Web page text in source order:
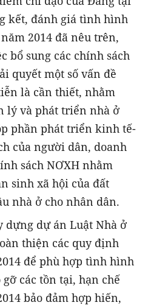
kết, đánh giá tình hình
2014 đã nêu trên,
bổ sung các chính sách
quyết một số vấn đề
là cần thiết, nhằm
lý và phát triển nhà ở
phần phát triển kinh tế-
của người dân, doanh
sách NƠXH nhằm
sinh xã hội của đất
nhà ở cho nhân dân.
dựng dự án Luật Nhà ở
thiện các quy định
để phù hợp tình hình
các tồn tại, hạn chế
bảo đảm hợp hiến,